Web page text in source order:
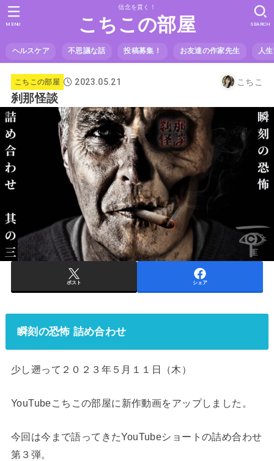
信念を貫く！
こちこの部屋
ヘルスケア 不思議な話 投稿募集！ お友達の作家先生 人
SEARCH
MENU
こちこの部屋 2023.05.21 こちこ
刹那怪談
ポスト シェア
瞬刻の恐怖 詰め合わせ
少し遡って２０２３年５月１１日（木）
YouTubeこちこの部屋に新作動画をアップしました。
今回は今まで語ってきたYouTubeショートの詰め合わせ
第３弾。